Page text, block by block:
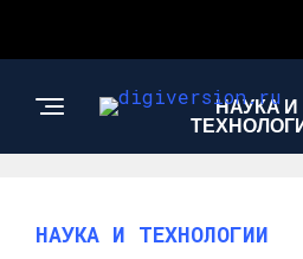
НАУКА И
НАУКА И ТЕХНОЛОГИИ